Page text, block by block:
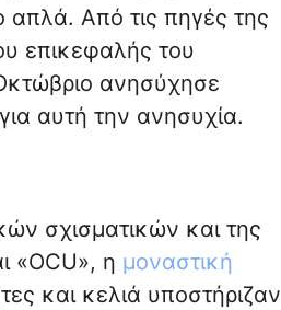
απλά. Από τις πηγές της
επικεφαλής του
ανησύχησε
αυτή την ανησυχία.
σχισματικών και της
«ΟCU», η μοναστική
και κελιά υποστήριζαν